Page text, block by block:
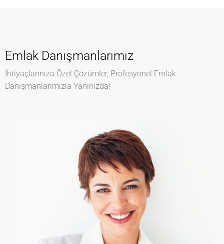
Emlak Danışmanlarımız
İhtiyaçlarınıza Özel Çözümler, Profesyonel Emlak
Danışmanlarımızla Yanınızda!